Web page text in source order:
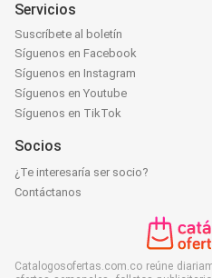
Servicios
Suscríbete al boletín
Síguenos en Facebook
Síguenos en Instagram
Síguenos en Youtube
Síguenos en TikTok
Socios
¿Te interesaría ser socio?
Contáctanos
Catalogosofertas.com.co reúne